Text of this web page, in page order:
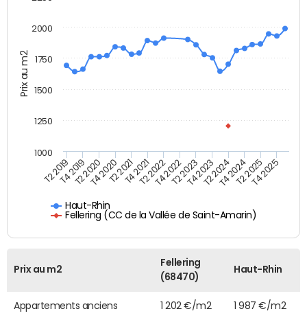
Prix au m2
Haut-Rhin
Fellering (CC de la Vallée de Saint-Amarin)
T2 2019T4 2019T2 2020T4 2020T2 2021T4 2021T2 2022T4 2022T2 2023T4 2023T2 2024T4 2024T2 2025T4 2025
1000
1250
1500
1750
2000
Prix au m2
Fellering
(68470)
Haut-Rhin
Appartements anciens 1 202 €/m2 1 987 €/m2